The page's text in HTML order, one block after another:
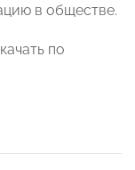
в обществе.
по